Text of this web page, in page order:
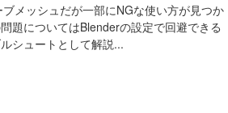
メッシュだが一部にNGな使い方が見つか
題についてはBlenderの設定で回避できる
シュートとして解説...